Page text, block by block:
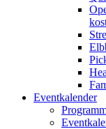
Eventkalender